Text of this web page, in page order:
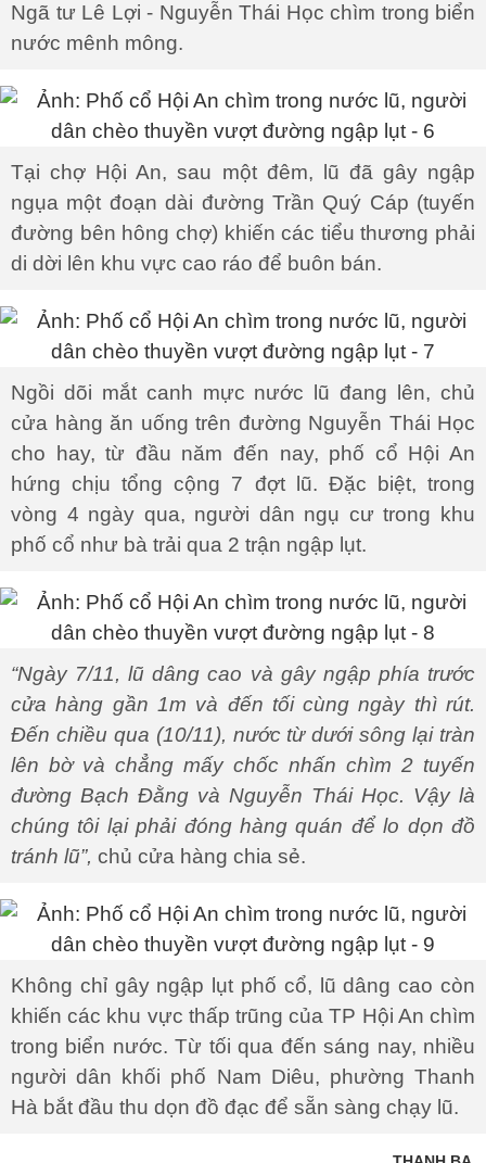
Ngã tư Lê Lợi - Nguyễn Thái Học chìm trong biển
nước mênh mông.
Tại chợ Hội An, sau một đêm, lũ đã gây ngập
ngụa một đoạn dài đường Trần Quý Cáp (tuyến
đường bên hông chợ) khiến các tiểu thương phải
di dời lên khu vực cao ráo để buôn bán.
Ngồi dõi mắt canh mực nước lũ đang lên, chủ
cửa hàng ăn uống trên đường Nguyễn Thái Học
cho hay, từ đầu năm đến nay, phố cổ Hội An
hứng chịu tổng cộng 7 đợt lũ. Đặc biệt, trong
vòng 4 ngày qua, người dân ngụ cư trong khu
phố cổ như bà trải qua 2 trận ngập lụt.
“Ngày 7/11, lũ dâng cao và gây ngập phía trước
cửa hàng gần 1m và đến tối cùng ngày thì rút.
Đến chiều qua (10/11), nước từ dưới sông lại tràn
lên bờ và chẳng mấy chốc nhấn chìm 2 tuyến
đường Bạch Đằng và Nguyễn Thái Học. Vậy là
chúng tôi lại phải đóng hàng quán để lo dọn đồ
tránh lũ”, chủ cửa hàng chia sẻ.
Không chỉ gây ngập lụt phố cổ, lũ dâng cao còn
khiến các khu vực thấp trũng của TP Hội An chìm
trong biển nước. Từ tối qua đến sáng nay, nhiều
người dân khối phố Nam Diêu, phường Thanh
Hà bắt đầu thu dọn đồ đạc để sẵn sàng chạy lũ.